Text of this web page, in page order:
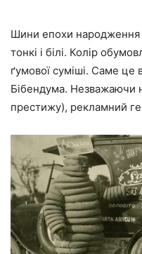
Шини епохи народження
тонкі і білі. Колір
ґумової суміші. Саме це
Бібендума. Незважаючи
престижу), рекламний